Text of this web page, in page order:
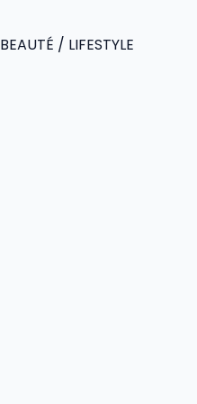
BEAUTÉ / LIFESTYLE